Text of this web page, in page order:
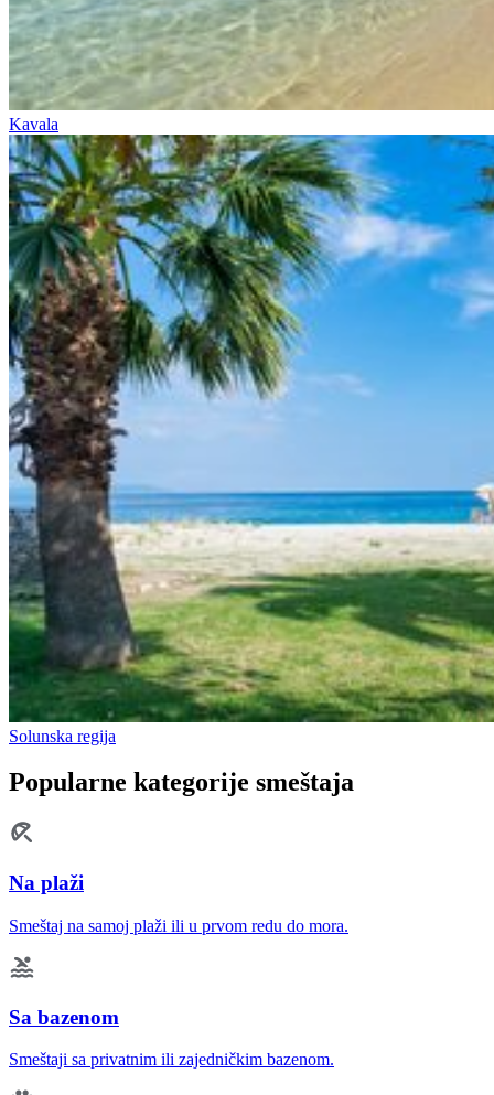
Kavala
Solunska regija
Popularne kategorije smeštaja
Na plaži
Smeštaj na samoj plaži ili u prvom redu do mora.
Sa bazenom
Smeštaji sa privatnim ili zajedničkim bazenom.